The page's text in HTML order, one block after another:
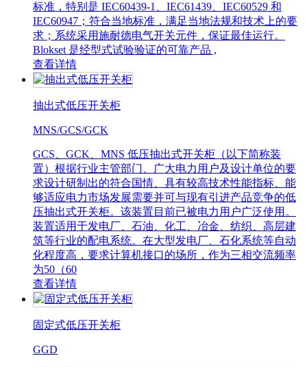
标准，特别是 IEC60439-1、IEC61439、IEC60529 和
IEC60947；符合当地标准，满足当地法规和技术上的要
求；系统采用施耐德电气开关元件，保证最佳运行。
Blokset 是经型式试验验证的可靠产品 ,
查看详情
抽出式低压开关柜
MNS/GCS/GCK
GCS、GCK、MNS 低压抽出式开关柜（以下简称装
置）根据行业主管部门、广大电力用户及设计单位的要
求设计研制出的符合国情、具有较高技术性能指标、能
够适应电力市场发展需要并可与现有引进产品竞争的低
压抽出式开关柜。该装置目前已被电力用户广泛使用。
装置适用于发电厂、石油、化工、冶金、纺织、高层建
筑等行业的配电系统。在大型发电厂、石化系统等自动
化程度高，要求计算机接口的场所，作为三相交流频率
为50（60
查看详情
固定式低压开关柜
GGD